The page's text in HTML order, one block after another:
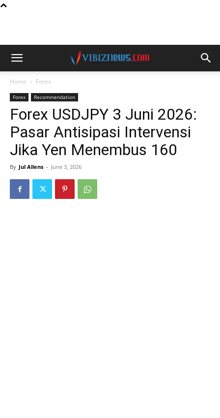
Home Forex
Forex Recommendation
Forex USDJPY 3 Juni 2026:
Pasar Antisipasi Intervensi
Jika Yen Menembus 160
By Jul Allens - June 3, 2026